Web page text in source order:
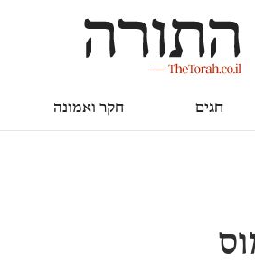
חגים חקר ואמונה
חקר ואמונה כללי